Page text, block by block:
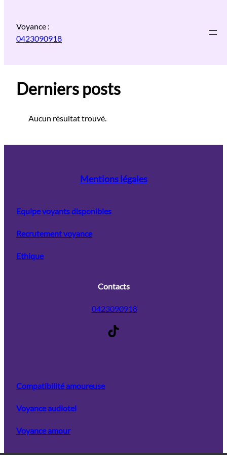
contenu
Voyance :
0423090918
Derniers posts
Aucun résultat trouvé.
Mentions légales
Equipe voyants disponibles
Recrutement voyance
Ethique
Contacts
0423090918
TikTok
Compatibilité amoureuse
Voyance audiotel
Voyance amour